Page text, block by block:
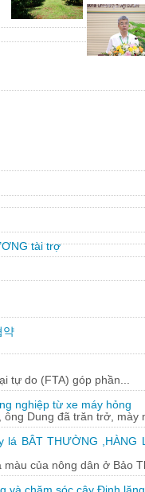
약
tự do (FTA) góp phần...
nghiệp từ xe máy hỏng
Dung đã trăn trở, mày
lá BÂT THƯỜNG ,HÀNG
của nông dân ở Bảo
tài trợ